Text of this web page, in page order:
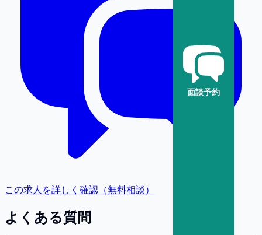
面談予約
この求人を詳しく確認（無料相談）
よくある質問